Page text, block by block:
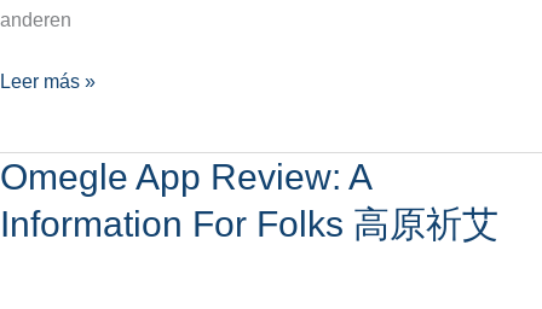
anderen
Leer más »
Omegle App Review: A
Information For Folks 高原祈艾
Omegle
Review: